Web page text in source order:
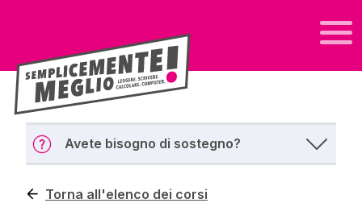
Avete bisogno di sostegno?
Torna all'elenco dei corsi